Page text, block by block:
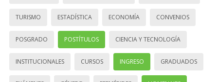
TURISMO ESTADÍSTICA ECONOMÍA CONVENIOS
POSGRADO POSTÍTULOS CIENCIA Y TECNOLOGÍA
INSTITUCIONALES CURSOS INGRESO GRADUADOS